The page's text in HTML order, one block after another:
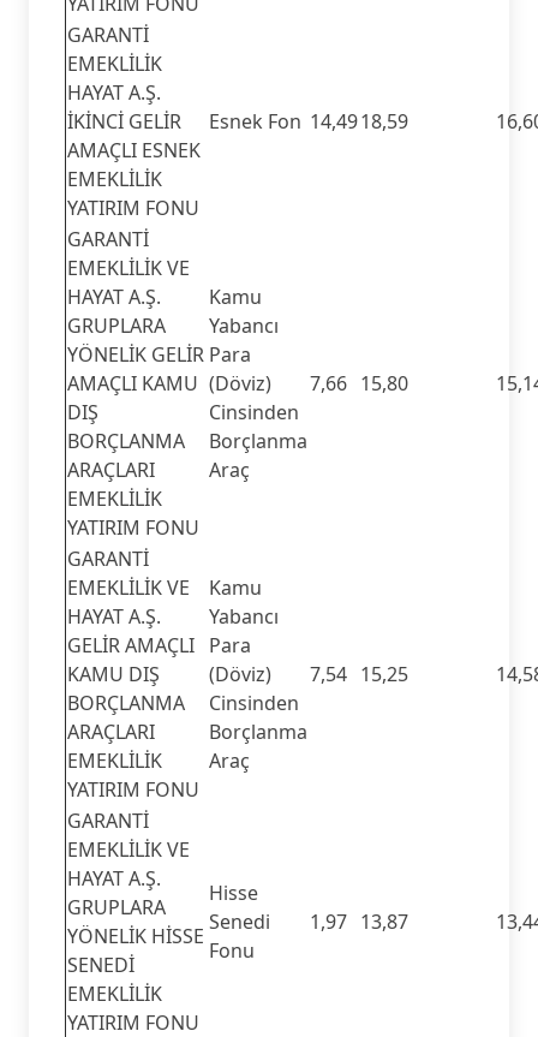
GARANTİ
EMEKLİLİK
HAYAT A.Ş.
İKİNCİ GELİR
AMAÇLI ESNEK
EMEKLİLİK
YATIRIM FONU
Esnek Fon 14,4918,59
GARANTİ
EMEKLİLİK VE
HAYAT A.Ş.
GRUPLARA
YÖNELİK GELİR
AMAÇLI KAMU
DIŞ
BORÇLANMA
ARAÇLARI
EMEKLİLİK
YATIRIM FONU
Kamu
Yabancı
Para
(Döviz)
Cinsinden
Borçlanma
Araç
7,66 15,80
GARANTİ
EMEKLİLİK VE
HAYAT A.Ş.
GELİR AMAÇLI
KAMU DIŞ
BORÇLANMA
ARAÇLARI
EMEKLİLİK
YATIRIM FONU
Kamu
Yabancı
Para
(Döviz)
Cinsinden
Borçlanma
Araç
7,54 15,25
GARANTİ
EMEKLİLİK VE
HAYAT A.Ş.
GRUPLARA
YÖNELİK HİSSE
SENEDİ
EMEKLİLİK
YATIRIM FONU
Hisse
Senedi
Fonu
1,97 13,87